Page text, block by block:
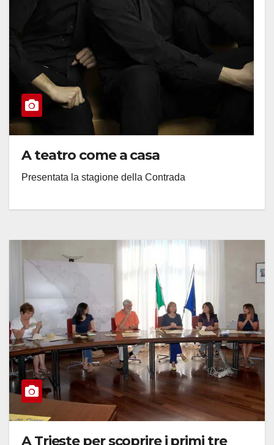
A teatro come a casa
Presentata la stagione della Contrada
A Trieste per scoprire i primi tre